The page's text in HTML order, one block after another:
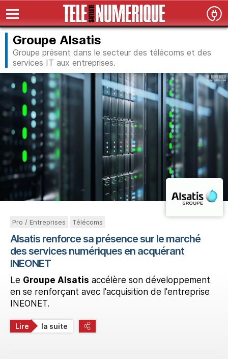
Groupe Alsatis
Groupe présent dans le secteur des télécoms et des
services IT aux entreprises.
Pro / Entreprises Télécoms
Alsatis renforce sa présence sur le marché
des services numériques en acquérant
INEONET
Le Groupe Alsatis accélère son développement
en se renforçant avec l'acquisition de l'entreprise
INEONET.
Lire la suite